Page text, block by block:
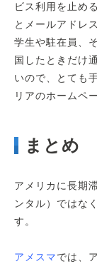
ビス利用を止め
とメールアドレ
学生や駐在員、
国したときだけ
いので、とても
リアのホームペ
まとめ
アメリカに長期
ンタル）ではな
す。
アメスマでは、